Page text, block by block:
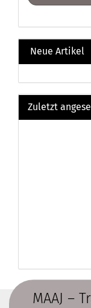
Neue Artikel
Zuletzt
MAAJ –